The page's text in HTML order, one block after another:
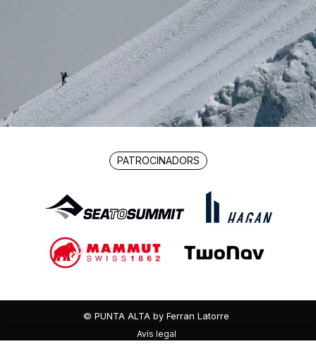
PATROCINADORS
© PUNTA ALTA by Ferran Latorre
Avís legal